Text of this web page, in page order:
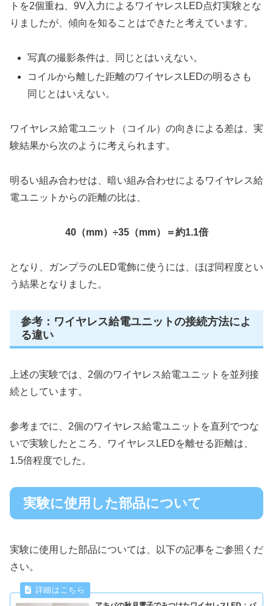
トを2個重ね、9V入力によるワイヤレスLED点灯実験とな
りましたが、傾向を知ることはできたと考えています。
写真の撮影条件は、同じとはいえない。
コイルから離した距離のワイヤレスLEDの明るさも
同じとはいえない。
ワイヤレス給電ユニット（コイル）の向きによる差は、実
験結果から次のように考えられます。
明るい組み合わせは、暗い組み合わせによるワイヤレス給
電ユニットからの距離の比は、
40（mm）÷35（mm）＝約1.1倍
となり、ガンプラのLED電飾に使うには、ほぼ同程度とい
う結果となりました。
参考：ワイヤレス給電ユニットの接続方法によ
る違い
上述の実験では、2個のワイヤレス給電ユニットを並列接
続としています。
参考までに、2個のワイヤレス給電ユニットを直列でつな
いで実験したところ、ワイヤレスLEDを離せる距離は、
1.5倍程度でした。
実験に使用した部品について
実験に使用した部品については、以下の記事をご参照くだ
さい。